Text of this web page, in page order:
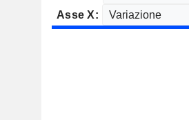
Asse X: